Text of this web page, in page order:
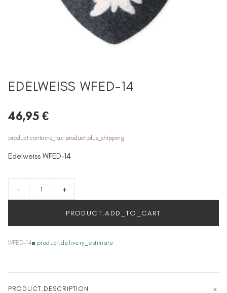
EDELWEISS WFED-14
46,95 €
product.contains_tax product.plus_shipping
Edelweiss WFED-14
- +
PRODUCT.ADD_TO_CART
WFED-14 product.delivery_estimate
PRODUCT.DESCRIPTION